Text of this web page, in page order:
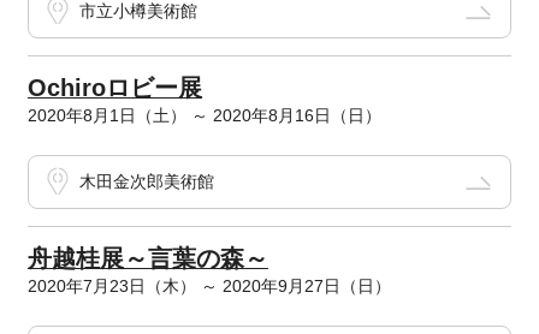
市立小樽美術館
Ochiroロビー展
2020年8月1日（土） ～ 2020年8月16日（日）
木田金次郎美術館
舟越桂展～言葉の森～
2020年7月23日（木） ～ 2020年9月27日（日）